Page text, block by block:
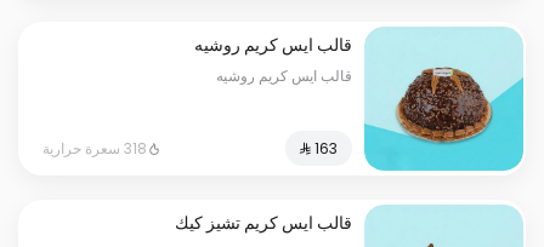
قالب ايس كريم روشيه
قالب ايس كريم روشيه
318 سعرة حرارية
قالب ايس كريم تشيز كيك